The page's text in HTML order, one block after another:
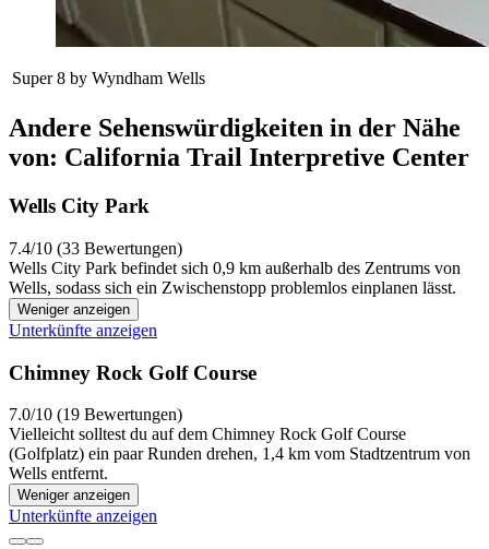
Super 8 by Wyndham Wells
Andere Sehenswürdigkeiten in der Nähe
von: California Trail Interpretive Center
Wells City Park
7.4/10 (33 Bewertungen)
Wells City Park befindet sich 0,9 km außerhalb des Zentrums von
Wells, sodass sich ein Zwischenstopp problemlos einplanen lässt.
Weniger anzeigen
Unterkünfte anzeigen
Chimney Rock Golf Course
7.0/10 (19 Bewertungen)
Vielleicht solltest du auf dem Chimney Rock Golf Course
(Golfplatz) ein paar Runden drehen, 1,4 km vom Stadtzentrum von
Wells entfernt.
Weniger anzeigen
Unterkünfte anzeigen